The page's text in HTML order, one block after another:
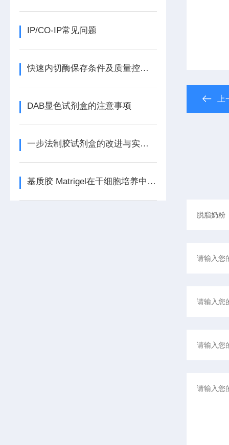
IP/CO-IP常见问题
快速内切酶保存条件及质量控制要点
DAB显色试剂盒的注意事项
一步法制胶试剂盒的改进与实验效果评估
基质胶 Matrigel在干细胞培养中的应用：现状与前景